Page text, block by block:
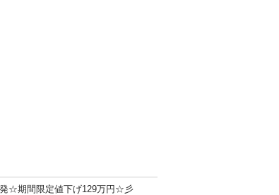
☆期間限定値下げ129万円☆彡